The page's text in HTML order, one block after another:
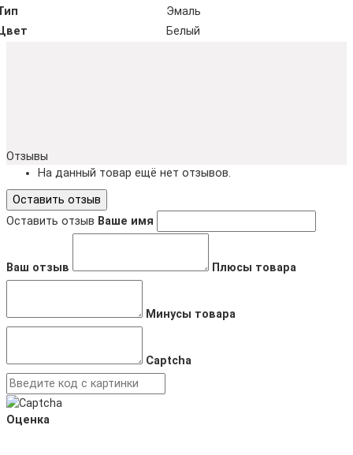
Эмаль
Белый
Отзывы
На данный товар ещё нет отзывов.
Оставить отзыв
Оставить отзыв Ваше имя
Ваш отзыв Плюсы товара
Минусы товара
Captcha
Оценка